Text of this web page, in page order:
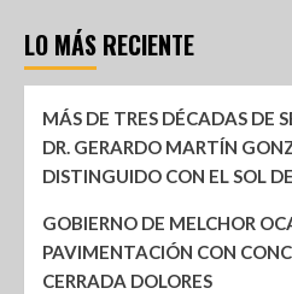
LO MÁS RECIENTE
MÁS DE TRES DÉCADAS DE
DR. GERARDO MARTÍN
DISTINGUIDO CON EL SOL
GOBIERNO DE MELCHOR
PAVIMENTACIÓN CON
CERRADA DOLORES